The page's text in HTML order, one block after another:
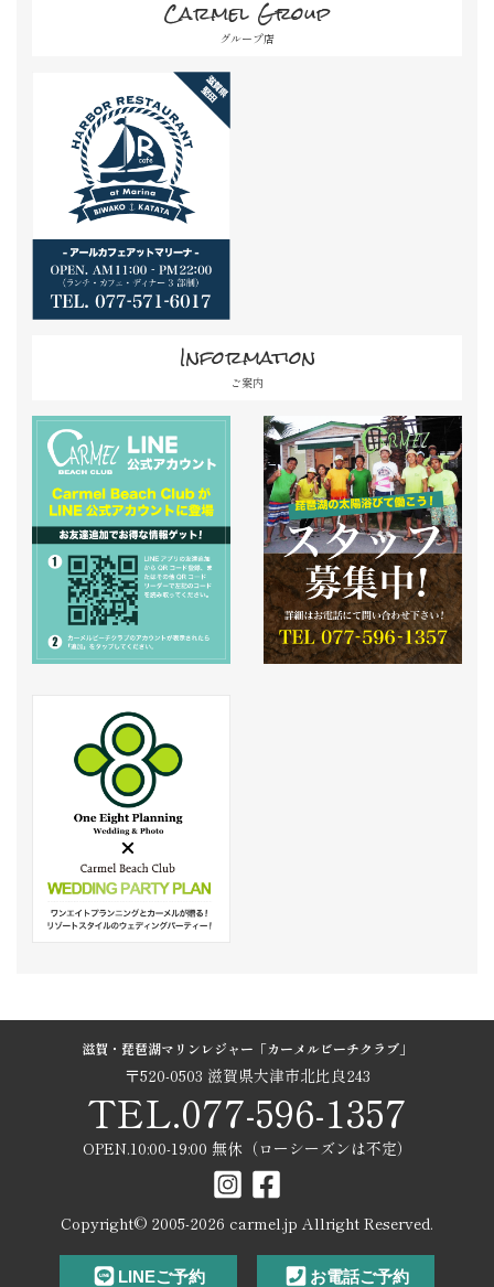
Carmel Group
グループ店
Information
ご案内
滋賀・琵琶湖マリンレジャー「カーメルビーチクラブ」
〒520-0503 滋賀県大津市北比良243
TEL.077-596-1357
OPEN.10:00-19:00 無休（ローシーズンは不定）
Copyright© 2005-2026 carmel.jp Allright Reserved.
LINEご予約 お電話ご予約